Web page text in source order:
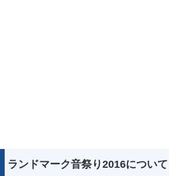
ランドマーク音祭り2016について